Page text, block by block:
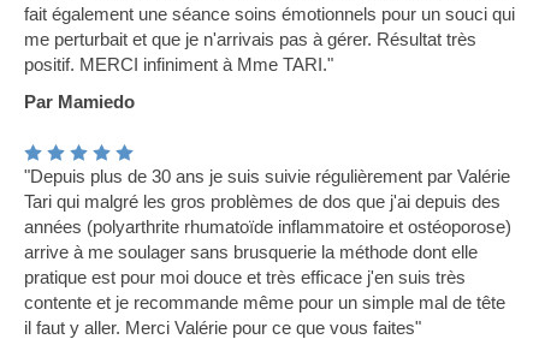
fait également une séance soins émotionnels pour un souci qui
me perturbait et que je n'arrivais pas à gérer. Résultat très
positif. MERCI infiniment à Mme TARI."
Par Mamiedo
"Depuis plus de 30 ans je suis suivie régulièrement par Valérie
Tari qui malgré les gros problèmes de dos que j'ai depuis des
années (polyarthrite rhumatoïde inflammatoire et ostéoporose)
arrive à me soulager sans brusquerie la méthode dont elle
pratique est pour moi douce et très efficace j'en suis très
contente et je recommande même pour un simple mal de tête
il faut y aller. Merci Valérie pour ce que vous faites"